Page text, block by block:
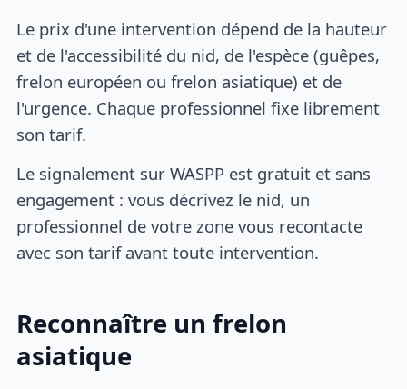
Le prix d'une intervention dépend de la hauteur
et de l'accessibilité du nid, de l'espèce (guêpes,
frelon européen ou frelon asiatique) et de
l'urgence. Chaque professionnel fixe librement
son tarif.
Le signalement sur WASPP est gratuit et sans
engagement : vous décrivez le nid, un
professionnel de votre zone vous recontacte
avec son tarif avant toute intervention.
Reconnaître un frelon
asiatique